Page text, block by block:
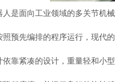
人是面向工业领域的多关节机
照预先编排的程序运行，现代
依靠紧凑的设计，重量轻和小